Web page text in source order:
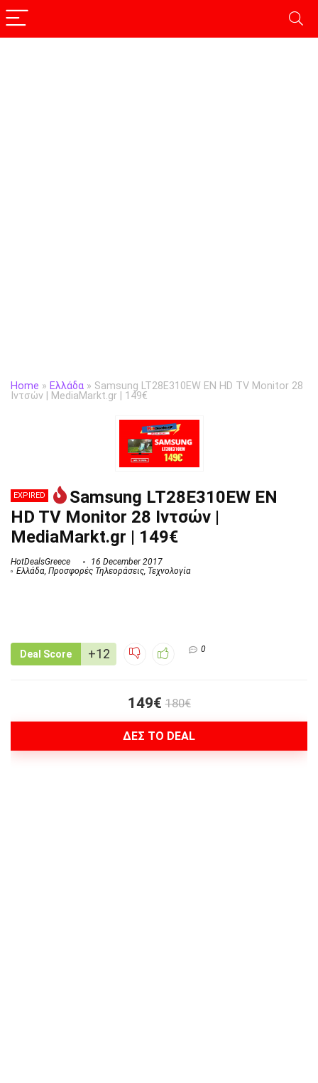
Home » Ελλάδα » Samsung LT28E310EW ΕΝ HD TV Monitor 28
Ιντσών | MediaMarkt.gr | 149€
EXPIRED
Samsung LT28E310EW ΕΝ
HD TV Monitor 28 Ιντσών |
MediaMarkt.gr | 149€
HotDealsGreece
16 December 2017
Ελλάδα, Προσφορές Τηλεοράσεις, Τεχνολογία
Deal Score +12 0
149€ 180€
ΔΕΣ ΤΟ DEAL